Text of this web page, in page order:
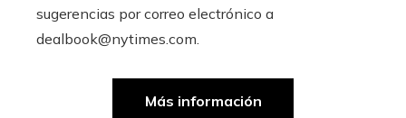
sugerencias por correo electrónico a
dealbook@nytimes.com.
Más información